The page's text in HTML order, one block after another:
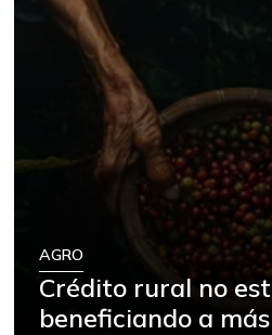
AGRO
Crédito rural no
beneficiando a